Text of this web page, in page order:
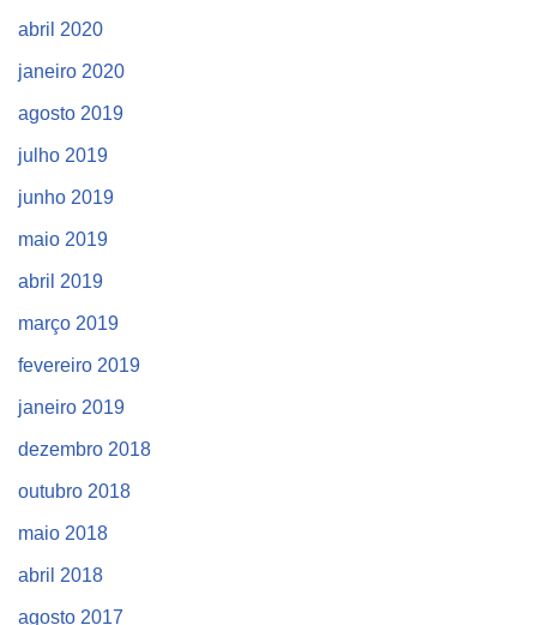
abril 2020
janeiro 2020
agosto 2019
julho 2019
junho 2019
maio 2019
abril 2019
março 2019
fevereiro 2019
janeiro 2019
dezembro 2018
outubro 2018
maio 2018
abril 2018
agosto 2017